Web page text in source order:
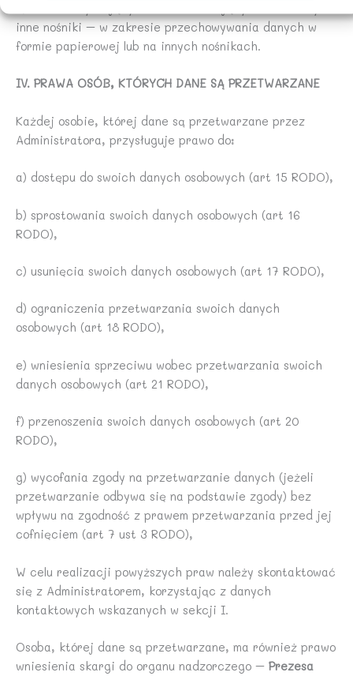
inne nośniki – w zakresie przechowywania danych w
formie papierowej lub na innych nośnikach.
IV. PRAWA OSÓB, KTÓRYCH DANE SĄ PRZETWARZANE
Każdej osobie, której dane są przetwarzane przez
Administratora, przysługuje prawo do:
a) dostępu do swoich danych osobowych (art 15 RODO),
b) sprostowania swoich danych osobowych (art 16
RODO),
c) usunięcia swoich danych osobowych (art 17 RODO),
d) ograniczenia przetwarzania swoich danych
osobowych (art 18 RODO),
e) wniesienia sprzeciwu wobec przetwarzania swoich
danych osobowych (art 21 RODO),
f) przenoszenia swoich danych osobowych (art 20
RODO),
g) wycofania zgody na przetwarzanie danych (jeżeli
przetwarzanie odbywa się na podstawie zgody) bez
wpływu na zgodność z prawem przetwarzania przed jej
cofnięciem (art 7 ust 3 RODO),
W celu realizacji powyższych praw należy skontaktować
się z Administratorem, korzystając z danych
kontaktowych wskazanych w sekcji I.
Osoba, której dane są przetwarzane, ma również prawo
wniesienia skargi do organu nadzorczego – Prezesa